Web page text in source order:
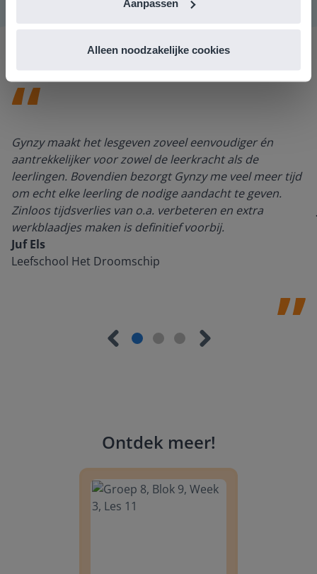
Aanpassen
Alleen noodzakelijke cookies
Gynzy maakt het lesgeven zoveel eenvoudiger én
aantrekkelijker voor zowel de leerkracht als de
leerlingen. Bovendien bezorgt Gynzy me veel meer tijd
om echt elke leerling de nodige aandacht te geven.
Zinloos tijdsverlies van o.a. verbeteren en extra
werkblaadjes maken is definitief voorbij.
Juf Els
Leefschool Het Droomschip
Ontdek meer!